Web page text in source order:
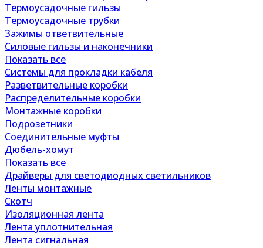
Термоусадочные гильзы
Термоусадочные трубки
Зажимы ответвительные
Силовые гильзы и наконечники
Показать все
Системы для прокладки кабеля
Разветвительные коробки
Распределительные коробки
Монтажные коробки
Подрозетники
Соединительные муфты
Дюбель-хомут
Показать все
Драйверы для светодиодных светильников
Ленты монтажные
Скотч
Изоляционная лента
Лента уплотнительная
Лента сигнальная